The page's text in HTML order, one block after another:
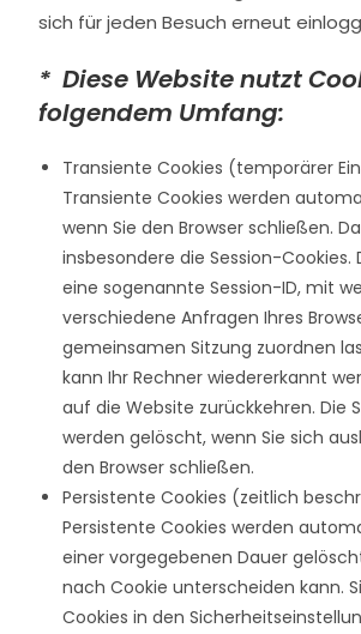
sich für jeden Besuch erneut
* Diese Website nutzt
folgendem Umfang:
Transiente Cookies (temporärer
Transiente Cookies werden
wenn Sie den Browser schließen.
insbesondere die Session-Cookies.
eine sogenannte Session-ID, mit
verschiedene Anfragen Ihres
gemeinsamen Sitzung zuordnen
kann Ihr Rechner wiedererkannt
auf die Website zurückkehren. Die
werden gelöscht, wenn Sie sich
den Browser schließen.
Persistente Cookies (zeitlich
Persistente Cookies werden
einer vorgegebenen Dauer
nach Cookie unterscheiden kann.
Cookies in den